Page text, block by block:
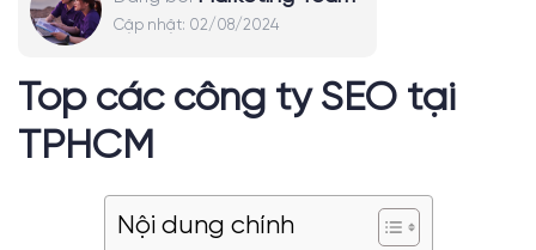
Cập nhật: 02/08/2024
Top các công ty SEO tại
TPHCM
Nội dung chính